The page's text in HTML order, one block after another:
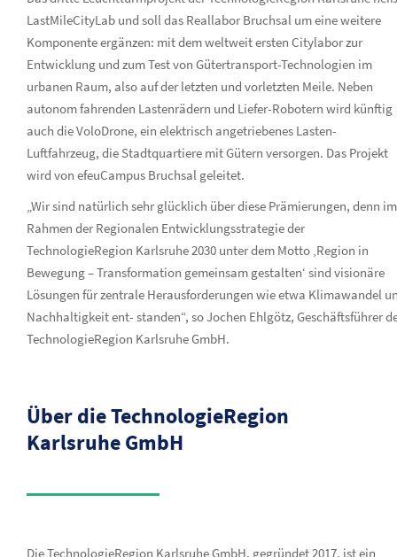
LastMileCityLab und soll das Reallabor Bruchsal um eine weitere
Komponente ergänzen: mit dem weltweit ersten Citylabor zur
Entwicklung und zum Test von Gütertransport-Technologien im
urbanen Raum, also auf der letzten und vorletzten Meile. Neben
autonom fahrenden Lastenrädern und Liefer-Robotern wird künftig
auch die VoloDrone, ein elektrisch angetriebenes Lasten-
Luftfahrzeug, die Stadtquartiere mit Gütern versorgen. Das Projekt
wird von efeuCampus Bruchsal geleitet.
„Wir sind natürlich sehr glücklich über diese Prämierungen, denn im
Rahmen der Regionalen Entwicklungsstrategie der
TechnologieRegion Karlsruhe 2030 unter dem Motto ‚Region in
Bewegung – Transformation gemeinsam gestalten‘ sind visionäre
Lösungen für zentrale Herausforderungen wie etwa Klimawandel
Nachhaltigkeit ent- standen“, so Jochen Ehlgötz, Geschäftsführer
TechnologieRegion Karlsruhe GmbH.
Über die TechnologieRegion
Karlsruhe GmbH
Die TechnologieRegion Karlsruhe GmbH, gegründet 2017, ist ein